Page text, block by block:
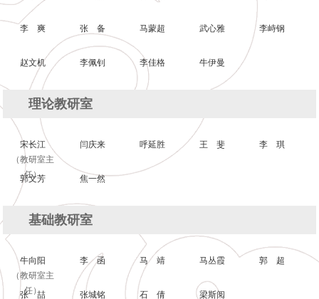
李 爽 张 备 马蒙超 武心雅 李峙钢
赵文机 李佩钊 李佳格 牛伊曼
理论教研室
宋长江
（教研室主
任）
闫庆来 呼延胜 王 斐 李 琪
郭文芳 焦一然
基础教研室
牛向阳
（教研室主
任）
李 函 马 靖 马丛霞 郭 超
张 喆 张城铭 石 倩 梁斯阅